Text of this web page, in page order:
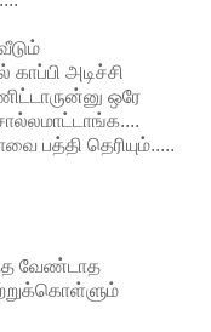
அடிச்சி
ஒரே
பத்தி தெரியும்.....
வேண்டாத